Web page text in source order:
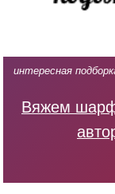
интересная
Вяжем